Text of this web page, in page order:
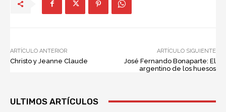
ARTÍCULO ANTERIOR
Christo y Jeanne Claude
ARTÍCULO SIGUIENTE
José Fernando Bonaparte: El
argentino de los huesos
ULTIMOS ARTÍCULOS